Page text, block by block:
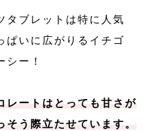
タブレットは特に人気
ぱいに広がりるイチゴ
シー！
レートはとっても甘さが
う際立たせています。